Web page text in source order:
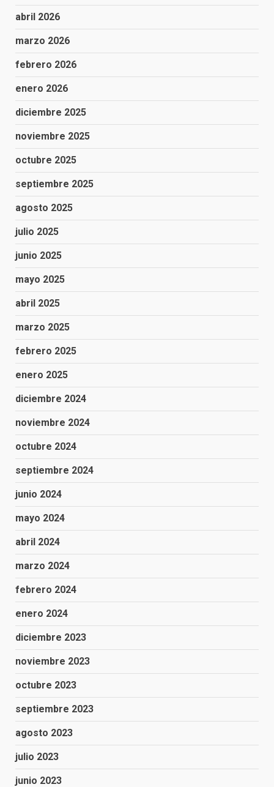
abril 2026
marzo 2026
febrero 2026
enero 2026
diciembre 2025
noviembre 2025
octubre 2025
septiembre 2025
agosto 2025
julio 2025
junio 2025
mayo 2025
abril 2025
marzo 2025
febrero 2025
enero 2025
diciembre 2024
noviembre 2024
octubre 2024
septiembre 2024
junio 2024
mayo 2024
abril 2024
marzo 2024
febrero 2024
enero 2024
diciembre 2023
noviembre 2023
octubre 2023
septiembre 2023
agosto 2023
julio 2023
junio 2023